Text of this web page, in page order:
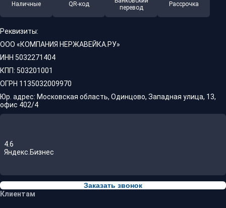
Наличные QR-код
перевод
Рассрочка
Реквизиты:
ООО «КОМПАНИЯ НЕРЖАВЕЙКА.РУ»
ИНН 5032271404
КПП: 503201001
ОГРН 1135032009970
Юр. адрес: Московская область, Одинцово, Западная улица, 13,
офис 402/4
4.6
Яндекс.Бизнес
Заказать звонок
Клиентам